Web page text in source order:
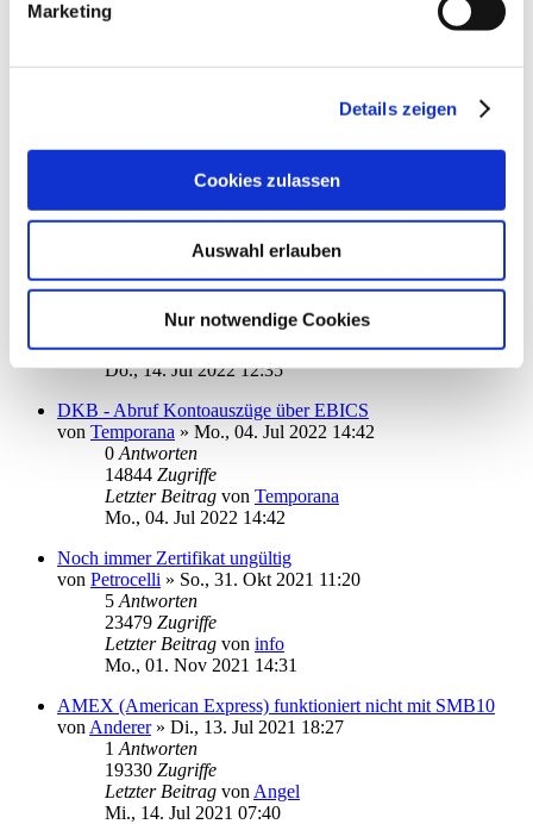
Marketing
Details zeigen
Cookies zulassen
Auswahl erlauben
Nur notwendige Cookies
1
Sa., 27. Aug 2022 17:04
Zugriffe
Di., 16. Aug 2022 14:00
mobileTan-Verfahren mit Postbank
vonraute22»Do., 14. Jul 2022 09:20
Zugriffe
Letzter Beitragvonebi_f
Do., 14. Jul 2022 12:35
DKB - Abruf Kontoauszüge über EBICS
von Temporana » Mo., 04. Jul 2022 14:42
0 Antworten
14844 Zugriffe
Letzter Beitrag von Temporana
Mo., 04. Jul 2022 14:42
Noch immer Zertifikat ungültig
von Petrocelli » So., 31. Okt 2021 11:20
5 Antworten
23479 Zugriffe
Letzter Beitrag von info
Mo., 01. Nov 2021 14:31
AMEX (American Express) funktioniert nicht mit SMB10
von Anderer» Di., 13. Jul 2021 18:27
1 Antworten
19330 Zugriffe
Letzter Beitrag von Angel
Mi., 14. Jul 2021 07:40